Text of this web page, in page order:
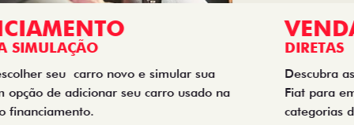
VENDAS
DIRETAS
Descubra as melhores soluções e descontos em um novo
Fiat para empresas, produtores rurais, taxistas e outras
categorias de negócios.